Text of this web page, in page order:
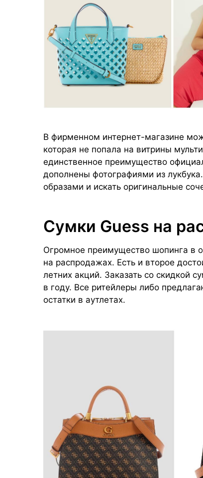
В фирменном интернет-магазине
которая не попала на витрины
единственное преимущество
дополнены фотографиями из
образами и искать оригинальные
Сумки Guess на
Огромное преимущество шопинга в
на распродажах. Есть и второе
летних акций. Заказать со скидкой
в году. Все ритейлеры либо
остатки в аутлетах.